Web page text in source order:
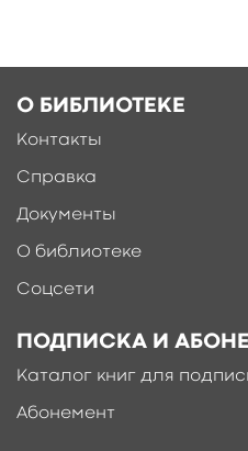
О БИБЛИОТЕКЕ
Контакты
Справка
Документы
О библиотеке
Соцсети
ПОДПИСКА И
Каталог книг для
Абонемент